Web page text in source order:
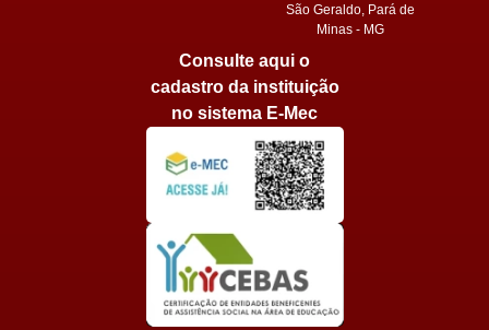
São Geraldo, Pará de
Minas - MG
Consulte aqui o
cadastro da instituição
no sistema E-Mec